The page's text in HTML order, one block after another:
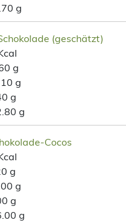
g
(geschätzt)
g
g
g
g
Cocos
g
g
g
g